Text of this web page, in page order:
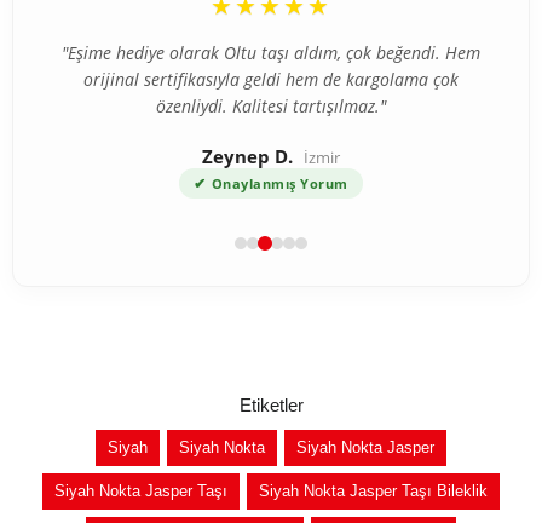
"Eşime hediye olarak Oltu taşı aldım, çok beğendi. Hem
orijinal sertifikasıyla geldi hem de kargolama çok
özenliydi. Kalitesi tartışılmaz."
Zeynep D. İzmir
✔ Onaylanmış Yorum
Etiketler
Siyah Siyah Nokta Siyah Nokta Jasper
Siyah Nokta Jasper Taşı Siyah Nokta Jasper Taşı Bileklik